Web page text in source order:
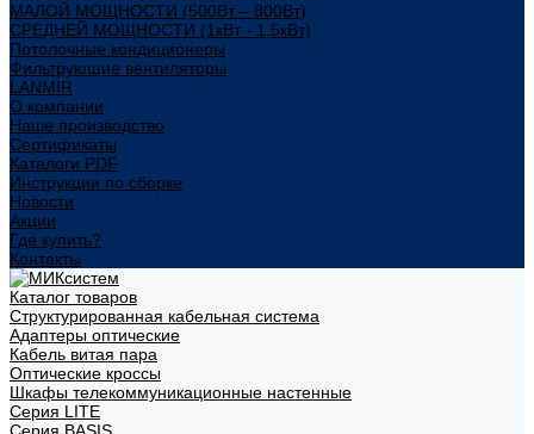
МАЛОЙ МОЩНОСТИ (500Вт – 800Вт)
СРЕДНЕЙ МОЩНОСТИ (1кВт - 1,5кВт)
Потолочные кондиционеры
Фильтрующие вентиляторы
LANMIR
О компании
Наше производство
Сертификаты
Каталоги PDF
Инструкции по сборке
Новости
Акции
Где купить?
Контакты
Каталог товаров
Структурированная кабельная система
Адаптеры оптические
Кабель витая пара
Оптические кроссы
Шкафы телекоммуникационные настенные
Cерия LITE